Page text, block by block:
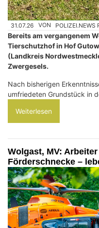
31.07.26 VON POLIZEI.NEWS
Bereits am vergangenem
Tierschutzhof in Hof
(Landkreis
Zwergesels.
Nach bisherigen
umfriedeten Grundstück in
Weiterlesen
Wolgast, MV:
Förderschnecke –